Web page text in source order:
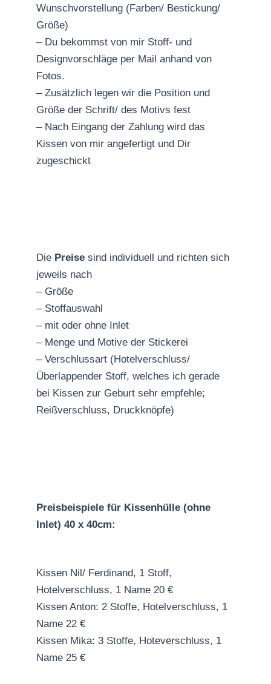
Wunschvorstellung (Farben/ Bestickung/
Größe)
– Du bekommst von mir Stoff- und
Designvorschläge per Mail anhand von
Fotos.
– Zusätzlich legen wir die Position und
Größe der Schrift/ des Motivs fest
– Nach Eingang der Zahlung wird das
Kissen von mir angefertigt und Dir
zugeschickt
Die Preise sind individuell und richten sich
jeweils nach
– Größe
– Stoffauswahl
– mit oder ohne Inlet
– Menge und Motive der Stickerei
– Verschlussart (Hotelverschluss/
Überlappender Stoff, welches ich gerade
bei Kissen zur Geburt sehr empfehle;
Reißverschluss, Druckknöpfe)
Preisbeispiele für Kissenhülle (ohne
Inlet) 40 x 40cm:
Kissen Nil/ Ferdinand, 1 Stoff,
Hotelverschluss, 1 Name 20 €
Kissen Anton: 2 Stoffe, Hotelverschluss, 1
Name 22 €
Kissen Mika: 3 Stoffe, Hoteverschluss, 1
Name 25 €